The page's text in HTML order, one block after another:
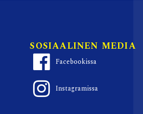
SOSIAALINEN MEDIA
Facebookissa
Instagramissa